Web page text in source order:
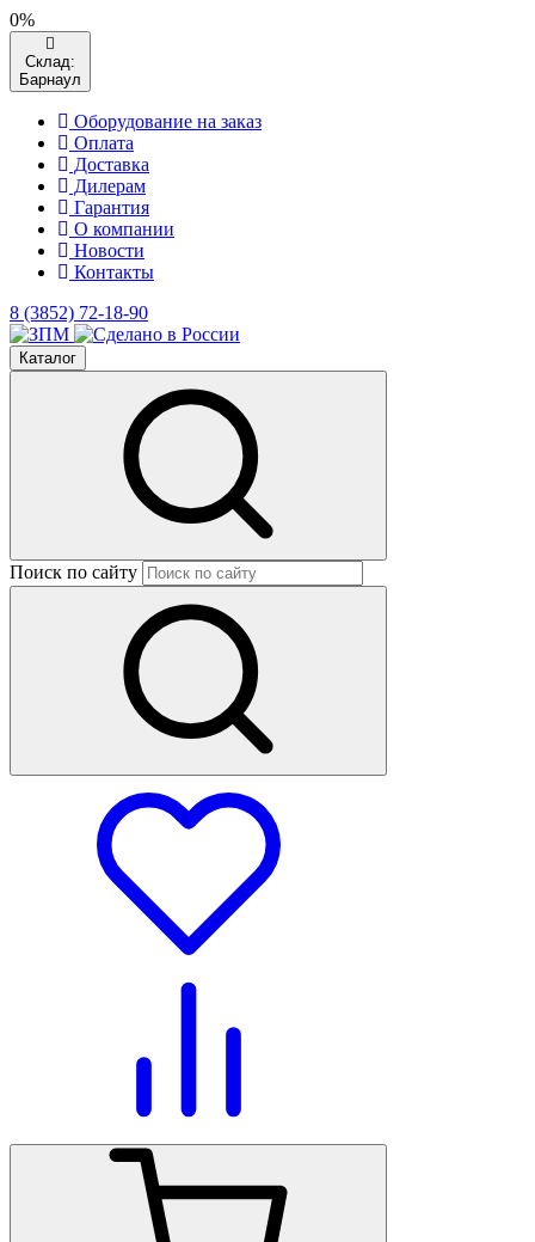
0%
Склад:
Барнаул
Оборудование на заказ
Оплата
Доставка
Дилерам
Гарантия
О компании
Новости
Контакты
8 (3852) 72-18-90
Каталог
Поиск по сайту